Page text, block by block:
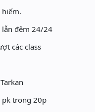
hiếm.
lẫn đêm 24/24
các class
pk trong 20p